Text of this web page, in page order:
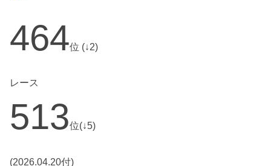
464位 (↓2)
レース
513位(↓5)
(2026.04.20付)